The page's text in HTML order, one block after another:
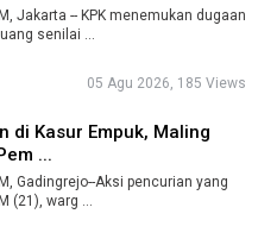
Jakarta -- KPK menemukan dugaan
05 Agu 2026, 185 Views
di Kasur Empuk, Maling
...
Gadingrejo--Aksi pencurian yang
(21), warg ...